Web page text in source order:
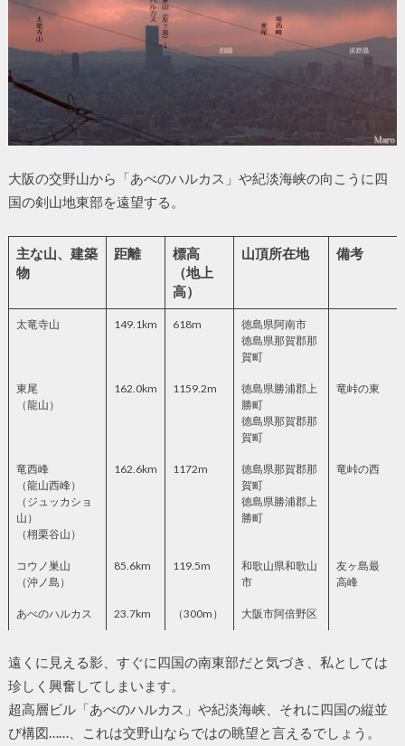
大阪の交野山から「あべのハルカス」や紀淡海峡の向こうに四
国の剣山地東部を遠望する。
主な山、建築
物
距離
標高
（地上
高）
山頂所在地 備考
太竜寺山 149.1km 618m
徳島県阿南市
徳島県那賀郡那
賀町
東尾
（龍山）
162.0km 1159.2m
徳島県勝浦郡上
勝町
徳島県那賀郡那
賀町
竜峠の東
竜西峰
（龍山西峰）
（ジュッカショ
山）
（栩栗谷山）
162.6km 1172m
徳島県那賀郡那
賀町
徳島県勝浦郡上
勝町
竜峠の西
コウノ巣山
（沖ノ島）
85.6km 119.5m
和歌山県和歌山
市
友ヶ島最
高峰
あべのハルカス 23.7km （300m） 大阪市阿倍野区
遠くに見える影、すぐに四国の南東部だと気づき、私としては
珍しく興奮してしまいます。
超高層ビル「あべのハルカス」や紀淡海峡、それに四国の縦並
び構図……、これは交野山ならではの眺望と言えるでしょう。